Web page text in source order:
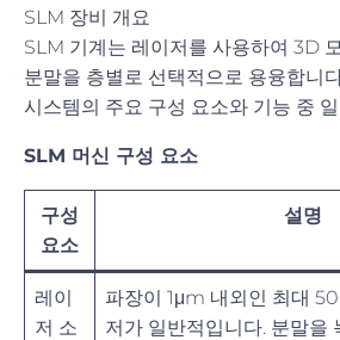
SLM 장비 개요
SLM 기계는 레이저를 사용하여 3D
분말을 층별로 선택적으로 용융합니
시스템의 주요 구성 요소와 기능 중
SLM 머신 구성 요소
구성
요소
설명
레이
저 소
파장이 1μm 내외인 최대
저가 일반적입니다. 분말을